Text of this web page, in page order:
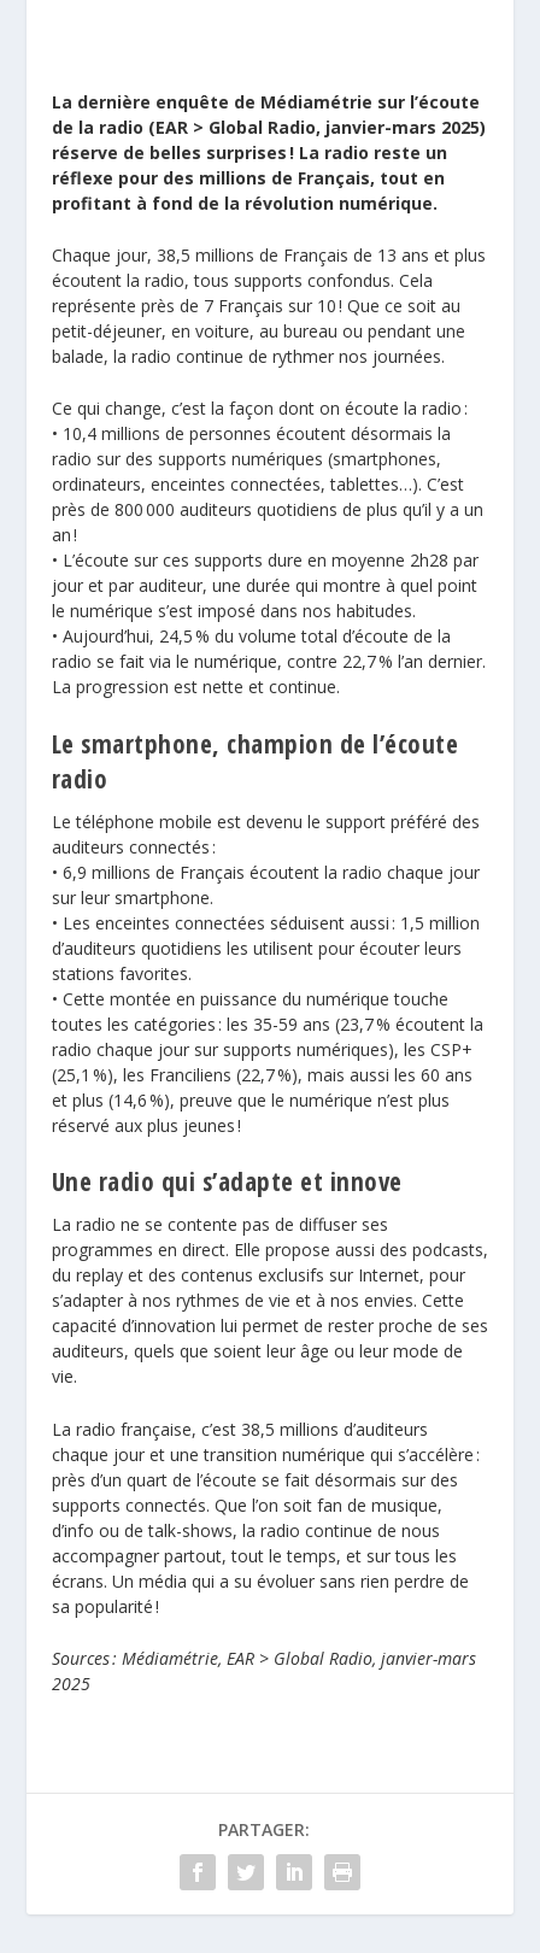
La dernière enquête de Médiamétrie sur l’écoute
de la radio (EAR > Global Radio, janvier-mars 2025)
réserve de belles surprises ! La radio reste un
réflexe pour des millions de Français, tout en
profitant à fond de la révolution numérique.
Chaque jour, 38,5 millions de Français de 13 ans et plus
écoutent la radio, tous supports confondus. Cela
représente près de 7 Français sur 10 ! Que ce soit au
petit-déjeuner, en voiture, au bureau ou pendant une
balade, la radio continue de rythmer nos journées.
Ce qui change, c’est la façon dont on écoute la radio :
• 10,4 millions de personnes écoutent désormais la
radio sur des supports numériques (smartphones,
ordinateurs, enceintes connectées, tablettes…). C’est
près de 800 000 auditeurs quotidiens de plus qu’il y a un
an !
• L’écoute sur ces supports dure en moyenne 2h28 par
jour et par auditeur, une durée qui montre à quel point
le numérique s’est imposé dans nos habitudes.
• Aujourd’hui, 24,5 % du volume total d’écoute de la
radio se fait via le numérique, contre 22,7 % l’an dernier.
La progression est nette et continue.
Le smartphone, champion de l’écoute
radio
Le téléphone mobile est devenu le support préféré des
auditeurs connectés :
• 6,9 millions de Français écoutent la radio chaque jour
sur leur smartphone.
• Les enceintes connectées séduisent aussi : 1,5 million
d’auditeurs quotidiens les utilisent pour écouter leurs
stations favorites.
• Cette montée en puissance du numérique touche
toutes les catégories : les 35-59 ans (23,7 % écoutent la
radio chaque jour sur supports numériques), les CSP+
(25,1 %), les Franciliens (22,7 %), mais aussi les 60 ans
et plus (14,6 %), preuve que le numérique n’est plus
réservé aux plus jeunes !
Une radio qui s’adapte et innove
La radio ne se contente pas de diffuser ses
programmes en direct. Elle propose aussi des podcasts,
du replay et des contenus exclusifs sur Internet, pour
s’adapter à nos rythmes de vie et à nos envies. Cette
capacité d’innovation lui permet de rester proche de ses
auditeurs, quels que soient leur âge ou leur mode de
vie.
La radio française, c’est 38,5 millions d’auditeurs
chaque jour et une transition numérique qui s’accélère :
près d’un quart de l’écoute se fait désormais sur des
supports connectés. Que l’on soit fan de musique,
d’info ou de talk-shows, la radio continue de nous
accompagner partout, tout le temps, et sur tous les
écrans. Un média qui a su évoluer sans rien perdre de
sa popularité !
Sources : Médiamétrie, EAR > Global Radio, janvier-mars
2025
PARTAGER: